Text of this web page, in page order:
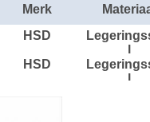
Merk
HSD
l
HSD
l